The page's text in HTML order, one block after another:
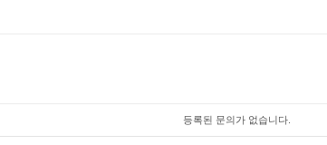
등록된 문의가 없습니다.